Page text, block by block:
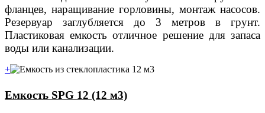
фланцев, наращивание горловины, монтаж насосов.
Резервуар заглубляется до 3 метров в грунт.
Пластиковая емкость отличное решение для запаса
воды или канализации.
+
Емкость SPG 12 (12 м3)